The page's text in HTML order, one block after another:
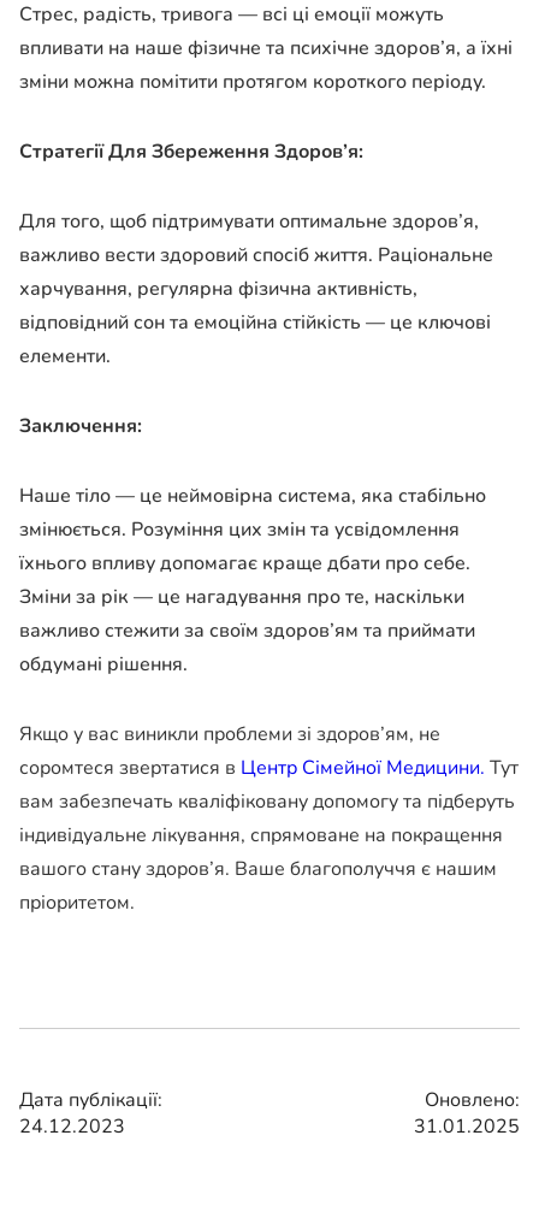
Стрес, радість, тривога — всі ці емоції можуть
впливати на наше фізичне та психічне здоров’я, а їхні
зміни можна помітити протягом короткого періоду.
Стратегії Для Збереження Здоров’я:
Для того, щоб підтримувати оптимальне здоров’я,
важливо вести здоровий спосіб життя. Раціональне
харчування, регулярна фізична активність,
відповідний сон та емоційна стійкість — це ключові
елементи.
Заключення:
Наше тіло — це неймовірна система, яка стабільно
змінюється. Розуміння цих змін та усвідомлення
їхнього впливу допомагає краще дбати про себе.
Зміни за рік — це нагадування про те, наскільки
важливо стежити за своїм здоров’ям та приймати
обдумані рішення.
Якщо у вас виникли проблеми зі здоров’ям, не
соромтеся звертатися в Центр Сімейної Медицини. Тут
вам забезпечать кваліфіковану допомогу та підберуть
індивідуальне лікування, спрямоване на покращення
вашого стану здоров’я. Ваше благополуччя є нашим
пріоритетом.
Дата публікації:
24.12.2023
Оновлено:
31.01.2025